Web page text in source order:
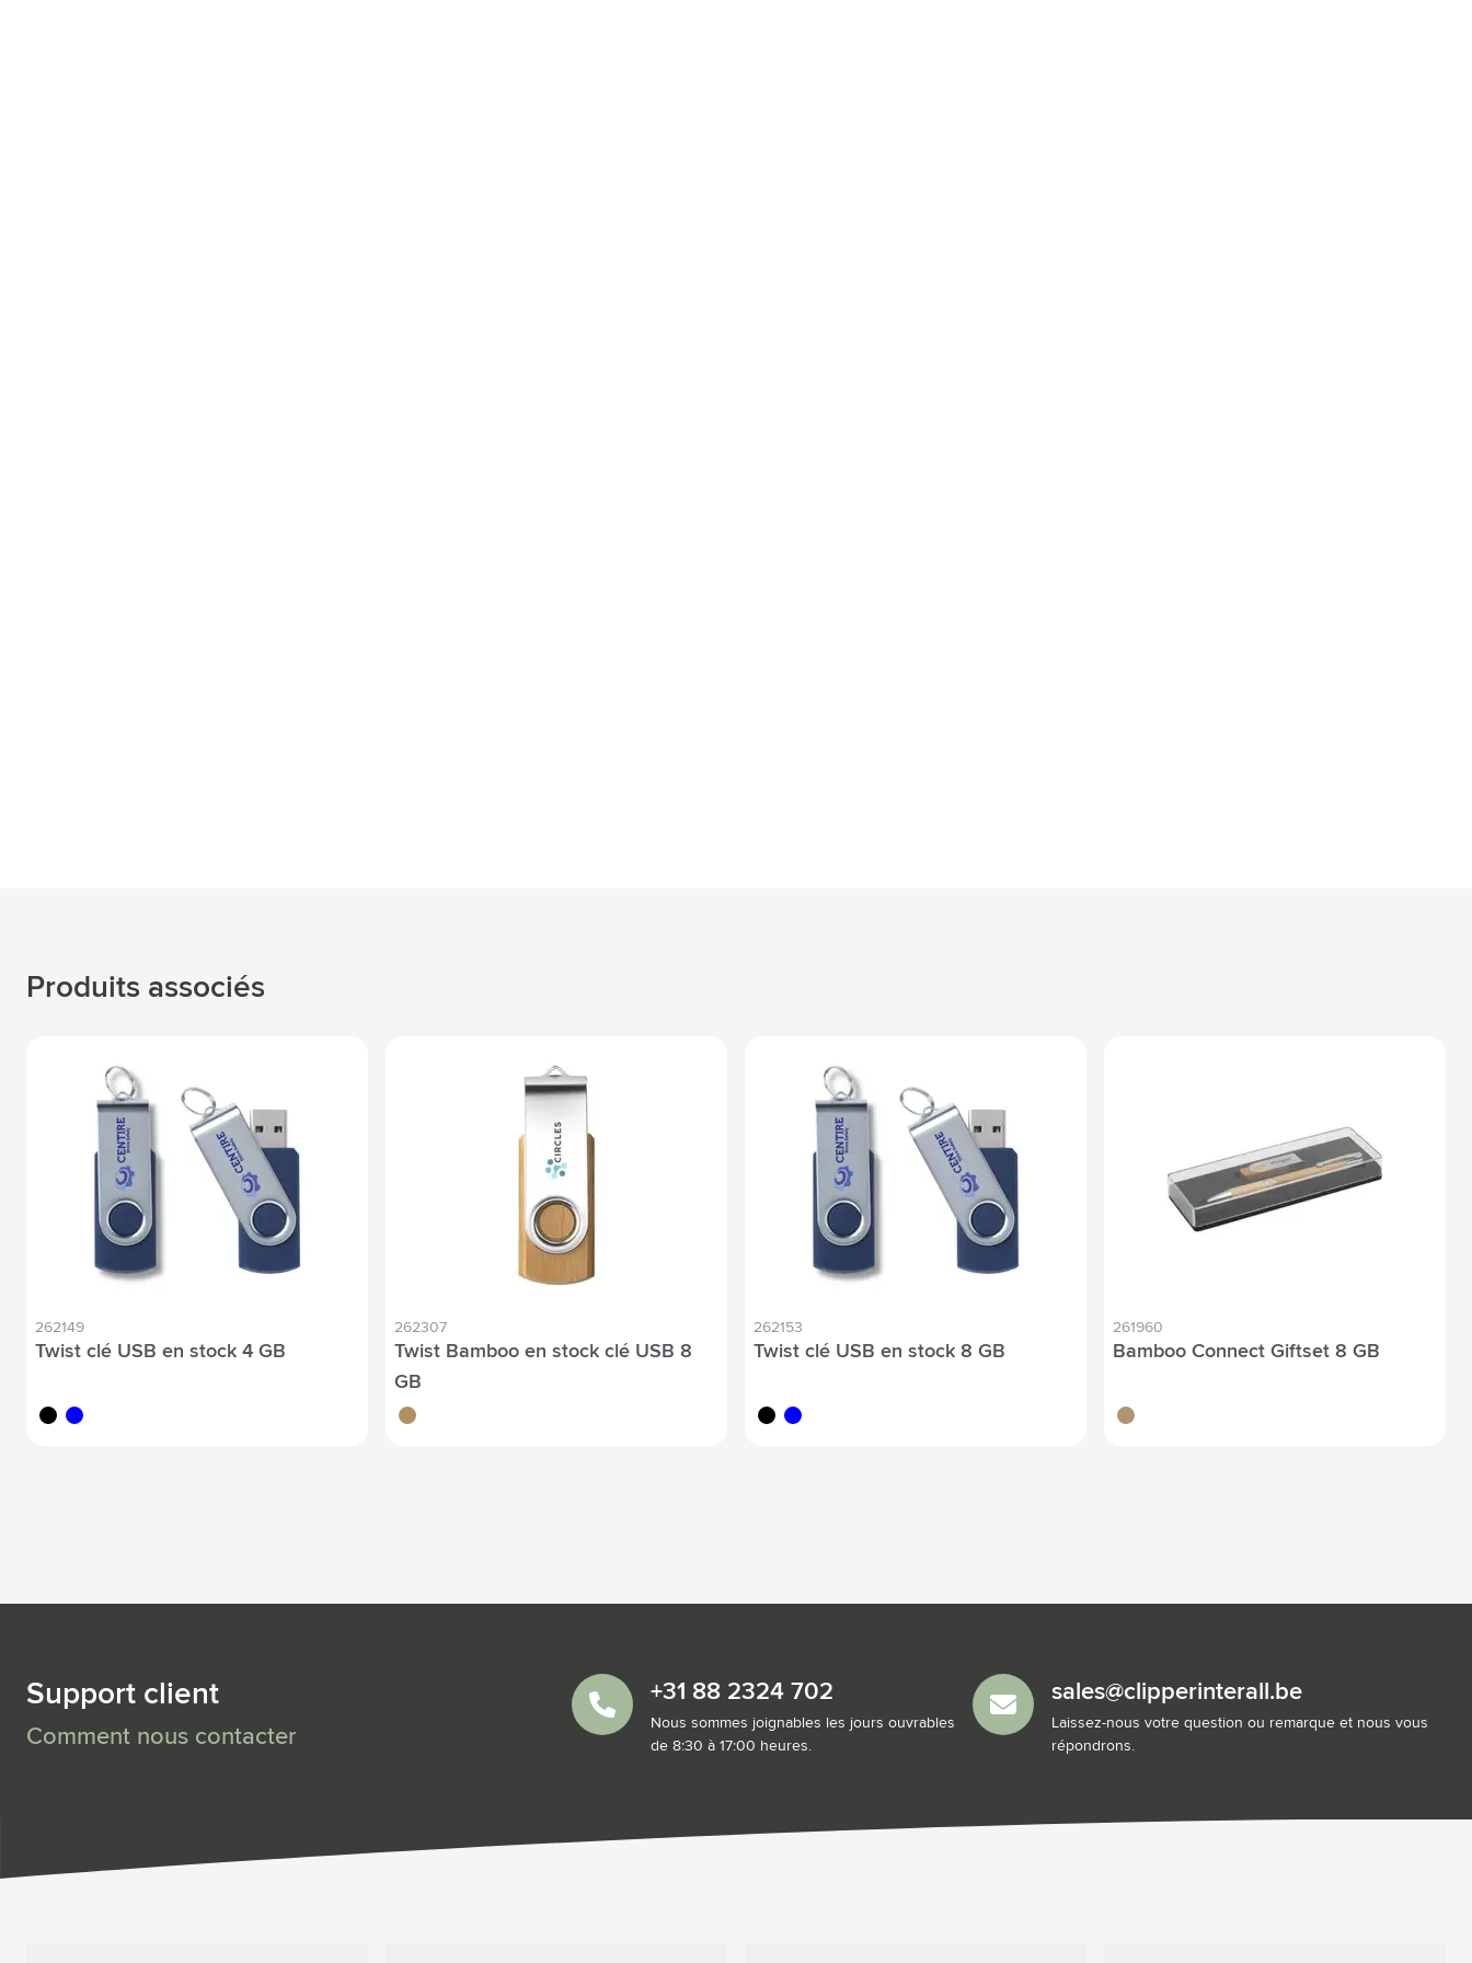
Produits associés
262149
Twist clé USB en stock 4 GB
noir bleu
262307
Twist Bamboo en stock clé USB 8
GB
bambou
262153
Twist clé USB en stock 8 GB
noir bleu
261960
Bamboo Connect Giftset 8 GB
bambou
Support client
Comment nous contacter
+31 88 2324 702
Nous sommes joignables les jours ouvrables
de 8:30 à 17:00 heures.
sales@clipperinterall.be
Laissez-nous votre question ou remarque et nous vous
répondrons.